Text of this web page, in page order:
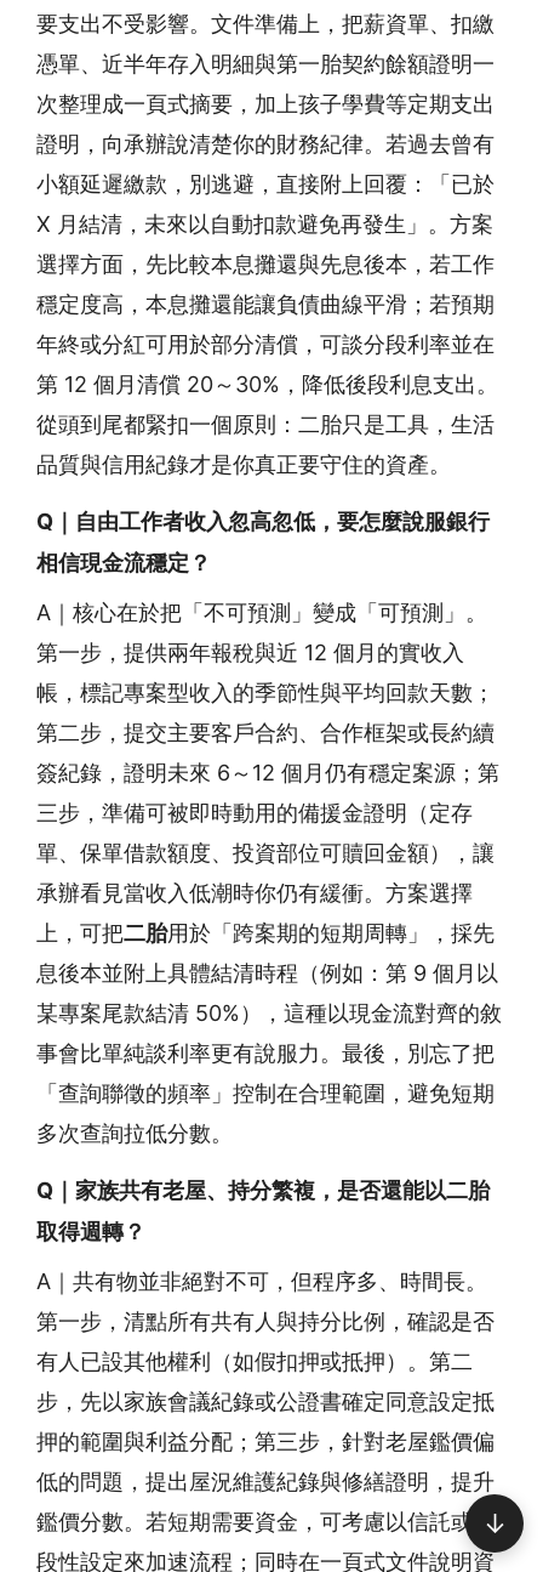
要支出不受影響。文件準備上，把薪資單、扣繳
憑單、近半年存入明細與第一胎契約餘額證明一
次整理成一頁式摘要，加上孩子學費等定期支出
證明，向承辦說清楚你的財務紀律。若過去曾有
小額延遲繳款，別逃避，直接附上回覆：「已於
X 月結清，未來以自動扣款避免再發生」。方案
選擇方面，先比較本息攤還與先息後本，若工作
穩定度高，本息攤還能讓負債曲線平滑；若預期
年終或分紅可用於部分清償，可談分段利率並在
第 12 個月清償 20～30%，降低後段利息支出。
從頭到尾都緊扣一個原則：二胎只是工具，生活
品質與信用紀錄才是你真正要守住的資產。
Q｜自由工作者收入忽高忽低，要怎麼說服銀行
相信現金流穩定？
A｜核心在於把「不可預測」變成「可預測」。
第一步，提供兩年報稅與近 12 個月的實收入
帳，標記專案型收入的季節性與平均回款天數；
第二步，提交主要客戶合約、合作框架或長約續
簽紀錄，證明未來 6～12 個月仍有穩定案源；第
三步，準備可被即時動用的備援金證明（定存
單、保單借款額度、投資部位可贖回金額），讓
承辦看見當收入低潮時你仍有緩衝。方案選擇
上，可把二胎用於「跨案期的短期周轉」，採先
息後本並附上具體結清時程（例如：第 9 個月以
某專案尾款結清 50%），這種以現金流對齊的敘
事會比單純談利率更有說服力。最後，別忘了把
「查詢聯徵的頻率」控制在合理範圍，避免短期
多次查詢拉低分數。
Q｜家族共有老屋、持分繁複，是否還能以二胎
取得週轉？
A｜共有物並非絕對不可，但程序多、時間長。
第一步，清點所有共有人與持分比例，確認是否
有人已設其他權利（如假扣押或抵押）。第二
步，先以家族會議紀錄或公證書確定同意設定抵
押的範圍與利益分配；第三步，針對老屋鑑價偏
低的問題，提出屋況維護紀錄與修繕證明，提升
鑑價分數。若短期需要資金，可考慮以信託或階
段性設定來加速流程；同時在一頁式文件說明資
↓